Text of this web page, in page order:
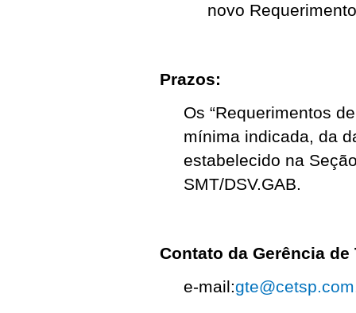
novo
Prazos:
Os “Requerimentos
mínima indicada, da
estabelecido na
SMT/DSV.GAB.
Contato da Gerência
e-mail: